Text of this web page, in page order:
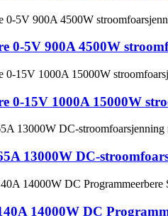
0-5V 900A 4500W
0-15V 1000A 15000W
13000W DC-
14000W DC